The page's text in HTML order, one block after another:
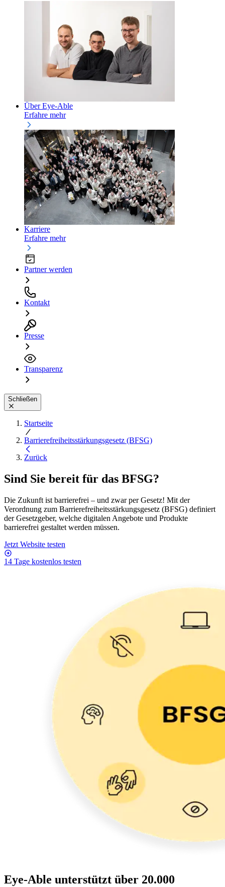
Über Eye-Able
Erfahre mehr
Karriere
Erfahre mehr
Partner werden
Kontakt
Presse
Transparenz
Schließen
Startseite
Barrierefreiheitsstärkungsgesetz (BFSG)
Zurück
Sind Sie bereit für das BFSG?
Die Zukunft ist barrierefrei – und zwar per Gesetz! Mit der
Verordnung zum Barrierefreiheitsstärkungsgesetz (BFSG) definiert
der Gesetzgeber, welche digitalen Angebote und Produkte
barrierefrei gestaltet werden müssen.
Jetzt Website testen
14 Tage kostenlos testen
Eye-Able unterstützt über 20.000